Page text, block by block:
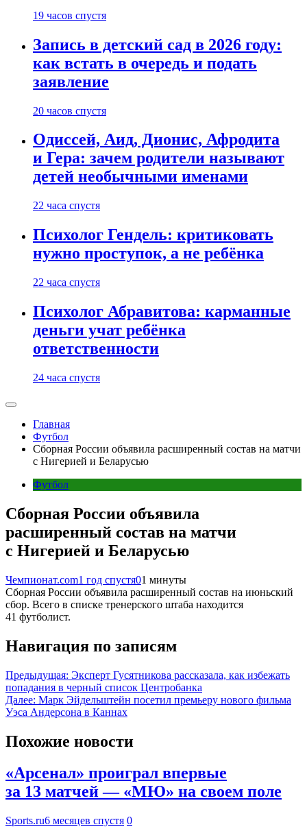
19 часов спустя
Запись в детский сад в 2026 году:
как встать в очередь и подать
заявление
20 часов спустя
Одиссей, Аид, Дионис, Афродита
и Гера: зачем родители называют
детей необычными именами
22 часа спустя
Психолог Гендель: критиковать
нужно проступок, а не ребёнка
22 часа спустя
Психолог Абравитова: карманные
деньги учат ребёнка
ответственности
24 часа спустя
Главная
Футбол
Сборная России объявила расширенный состав на матчи
с Нигерией и Беларусью
Футбол
Сборная России объявила
расширенный состав на матчи
с Нигерией и Беларусью
Чемпионат.com1 год спустя01 минуты
Сборная России объявила расширенный состав на июньский
сбор. Всего в списке тренерского штаба находится
41 футболист.
Навигация по записям
Предыдущая: Эксперт Гусятникова рассказала, как избежать
попадания в черный список Центробанка
Далее: Марк Эйдельштейн посетил премьеру нового фильма
Уэса Андерсона в Каннах
Похожие новости
«Арсенал» проиграл впервые
за 13 матчей — «МЮ» на своем поле
Sports.ru6 месяцев спустя 0